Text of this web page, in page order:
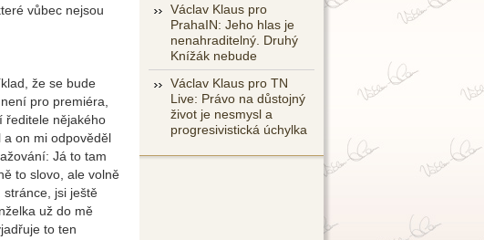
Václav Klaus pro
PrahaIN: Jeho hlas je
nenahraditelný. Druhý
Knížák nebude
Václav Klaus pro TN
Live: Právo na důstojný
život je nesmysl a
progresivistická úchylka
vůbec nejsou
že se bude
pro premiéra,
ředitele nějakého
a on mi odpověděl
Já to tam
to slovo, ale volně
stránce, jsi ještě
už do mě
to ten